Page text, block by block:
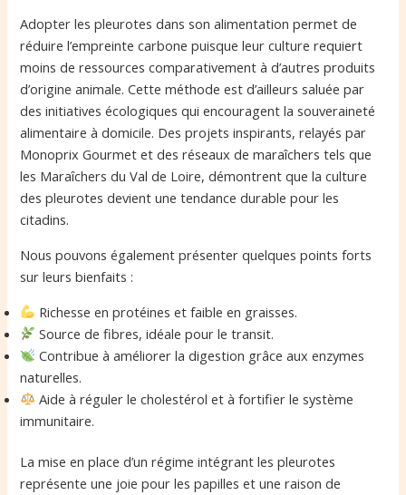
Adopter les pleurotes dans son alimentation permet de
réduire l’empreinte carbone puisque leur culture requiert
moins de ressources comparativement à d’autres produits
d’origine animale. Cette méthode est d’ailleurs saluée par
des initiatives écologiques qui encouragent la souveraineté
alimentaire à domicile. Des projets inspirants, relayés par
Monoprix Gourmet et des réseaux de maraîchers tels que
les Maraîchers du Val de Loire, démontrent que la culture
des pleurotes devient une tendance durable pour les
citadins.
Nous pouvons également présenter quelques points forts
sur leurs bienfaits :
Richesse en protéines et faible en graisses.
Source de fibres, idéale pour le transit.
Contribue à améliorer la digestion grâce aux enzymes
naturelles.
Aide à réguler le cholestérol et à fortifier le système
immunitaire.
La mise en place d’un régime intégrant les pleurotes
représente une joie pour les papilles et une raison de